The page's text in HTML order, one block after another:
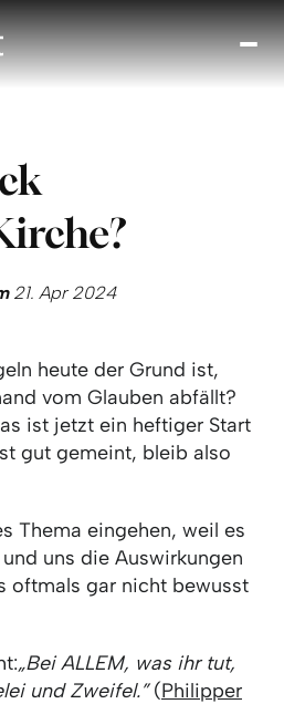
21. Apr 2024
heute der Grund ist,
vom Glauben abfällt?
ist jetzt ein heftiger Start
gut gemeint, bleib also
Thema eingehen, weil es
uns die Auswirkungen
oftmals gar nicht bewusst
„Bei ALLEM, was ihr tut,
und Zweifel.”(Philipper